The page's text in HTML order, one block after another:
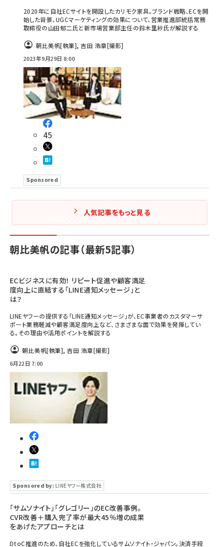
2020年に自社ECサイトを開設したカリモク家具。ブランド戦略、ECを開
始した背景、UGCマーケティングの効果について、営業推進部統括常務
取締役の山田郁二氏と新市場営業部主任の鈴木里紗氏が解説する
朝比美帆[執筆],吉田 浩章[撮影]
2023年9月29日 8:00
45
Sponsored
人気記事をもっと見る
朝比美帆の記事（最新5記事）
ECビジネスに有効！ リピート促進や顧客満足
度向上に直結する「LINE通知メッセージ」と
は？
LINEヤフーの提供する「LINE通知メッセージ」が、EC事業者のカスタマーサ
ポート業務軽減や顧客満足度向上など、さまざまな面で効果を発揮してい
る。その理由や活用ポイントを解説する
朝比美帆[執筆],吉田 浩章[撮影]
6月22日 7:00
Sponsored by: LINEヤフー株式会社
「サムソナイト」「グレゴリー」のEC改善事例。
CVR改善＋購入完了率が最大45％増の成果
をあげたアプローチとは
DtoC推進のため、自社ECを強化しているサムソナイト・ジャパン。決済手段